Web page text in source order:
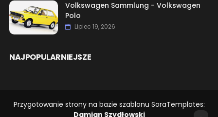
Volkswagen Sammlung - Volkswagen
Polo
Lipiec 19, 2026
NAJPOPULARNIEJSZE
Przygotowanie strony na bazie szablonu SoraTemplates:
Damian Szydłowski